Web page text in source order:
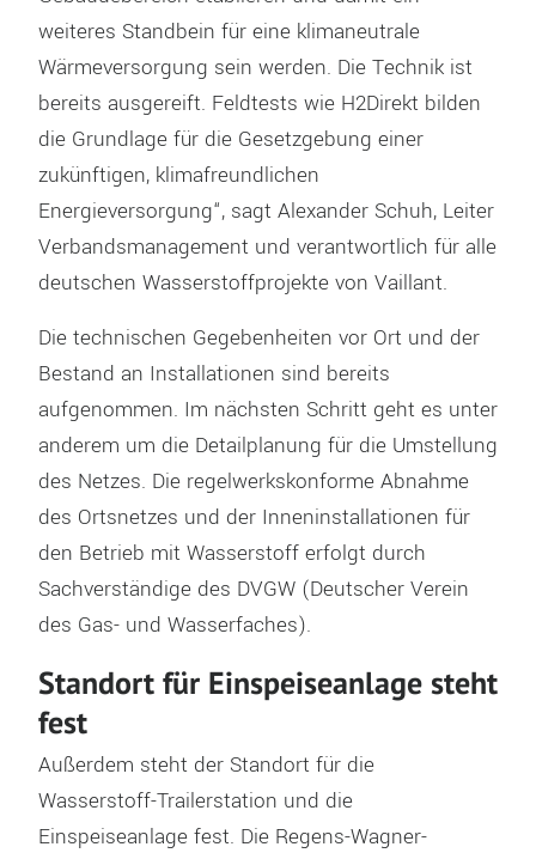
weiteres Standbein für eine klimaneutrale
Wärmeversorgung sein werden. Die Technik ist
bereits ausgereift. Feldtests wie H2Direkt bilden
die Grundlage für die Gesetzgebung einer
zukünftigen, klimafreundlichen
Energieversorgung“, sagt Alexander Schuh, Leiter
Verbandsmanagement und verantwortlich für alle
deutschen Wasserstoffprojekte von Vaillant.
Die technischen Gegebenheiten vor Ort und der
Bestand an Installationen sind bereits
aufgenommen. Im nächsten Schritt geht es unter
anderem um die Detailplanung für die Umstellung
des Netzes. Die regelwerkskonforme Abnahme
des Ortsnetzes und der Inneninstallationen für
den Betrieb mit Wasserstoff erfolgt durch
Sachverständige des DVGW (Deutscher Verein
des Gas- und Wasserfaches).
Standort für Einspeiseanlage steht
fest
Außerdem steht der Standort für die
Wasserstoff-Trailerstation und die
Einspeiseanlage fest. Die Regens-Wagner-